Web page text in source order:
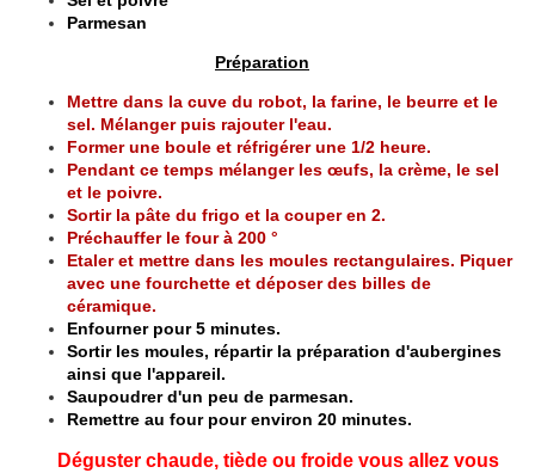
Parmesan
Préparation
Mettre dans la cuve du robot, la farine, le beurre et le
sel. Mélanger puis rajouter l'eau.
Former une boule et réfrigérer une 1/2 heure.
Pendant ce temps mélanger les œufs, la crème, le sel
et le poivre.
Sortir la pâte du frigo et la couper en 2.
Préchauffer le four à 200 °
Etaler et mettre dans les moules rectangulaires. Piquer
avec une fourchette et déposer des billes de
céramique.
Enfourner pour 5 minutes.
Sortir les moules, répartir la préparation d'aubergines
ainsi que l'appareil.
Saupoudrer d'un peu de parmesan.
Remettre au four pour environ 20 minutes.
Déguster chaude, tiède ou froide vous allez vous